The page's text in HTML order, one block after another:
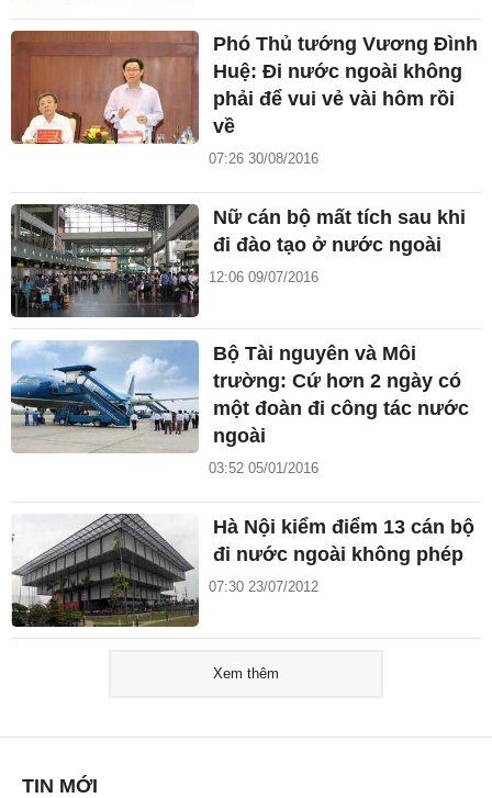
Phó Thủ tướng Vương Đình
Huệ: Đi nước ngoài không
phải để vui vẻ vài hôm rồi
về
07:26 30/08/2016
Nữ cán bộ mất tích sau khi
đi đào tạo ở nước ngoài
12:06 09/07/2016
Bộ Tài nguyên và Môi
trường: Cứ hơn 2 ngày có
một đoàn đi công tác nước
ngoài
03:52 05/01/2016
Hà Nội kiểm điểm 13 cán bộ
đi nước ngoài không phép
07:30 23/07/2012
Xem thêm
TIN MỚI